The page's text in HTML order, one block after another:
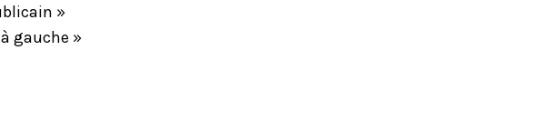
»
gauche »